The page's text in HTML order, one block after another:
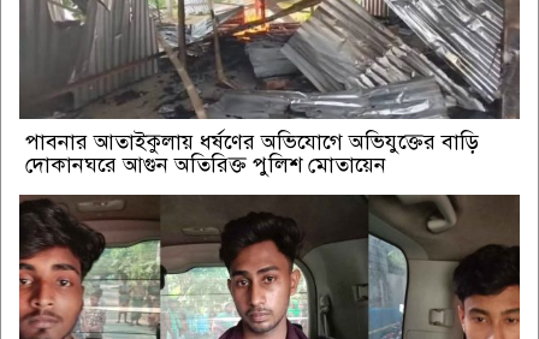
পাবনার আতাইকুলায় ধর্ষণের অভিযোগে অভিযুক্তের বাড়ি
দোকানঘরে আগুন অতিরিক্ত পুলিশ মোতায়েন